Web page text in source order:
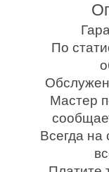
По
Мастер
Всегда на